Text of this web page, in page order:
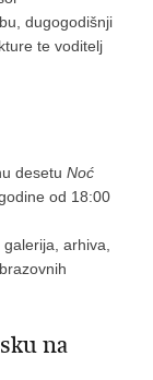
dugogodišnji
te voditelj
desetuNoć
od 18:00
arhiva,
na